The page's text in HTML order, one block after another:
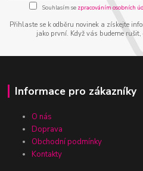
Souhlasím se zpracováním osobních
Přihlaste se k odběru novinek a získejte
jako první. Když vás budeme
Informace pro zákazníky
O nás
Doprava
Obchodní podmínky
Kontakty